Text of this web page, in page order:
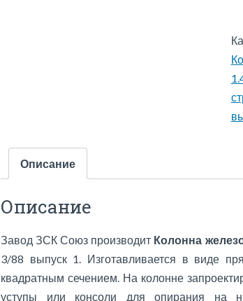
Описание
Описание
Завод ЗСК Союз производит Колонна
3/88 выпуск 1. Изготавливается в виде
квадратным сечением. На колонне
уступы или консоли для опирания на